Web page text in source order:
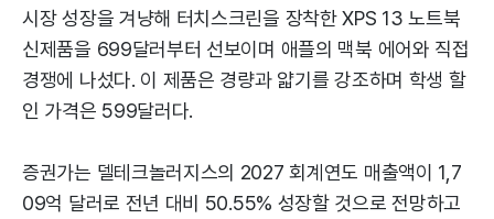
시장 성장을 겨냥해 터치스크린을 장착한 XPS 13 노트북
신제품을 699달러부터 선보이며 애플의 맥북 에어와 직접
경쟁에 나섰다. 이 제품은 경량과 얇기를 강조하며 학생 할
인 가격은 599달러다.
증권가는 델테크놀러지스의 2027 회계연도 매출액이 1,7
09억 달러로 전년 대비 50.55% 성장할 것으로 전망하고